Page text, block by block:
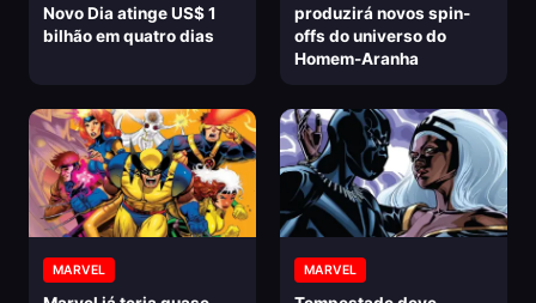
Novo Dia atinge US$ 1
bilhão em quatro dias
produzirá novos spin-
offs do universo do
Homem-Aranha
MARVEL MARVEL